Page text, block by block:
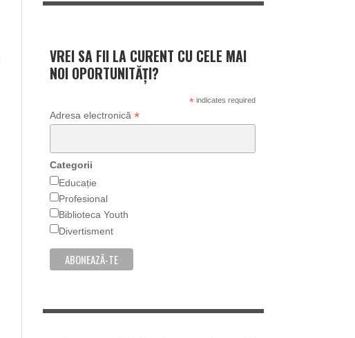
VREI SA FII LA CURENT CU CELE MAI
NOI OPORTUNITĂȚI?
*indicates required
Adresa electronică *
Categorii
Educație
Profesional
Biblioteca Youth
Divertisment